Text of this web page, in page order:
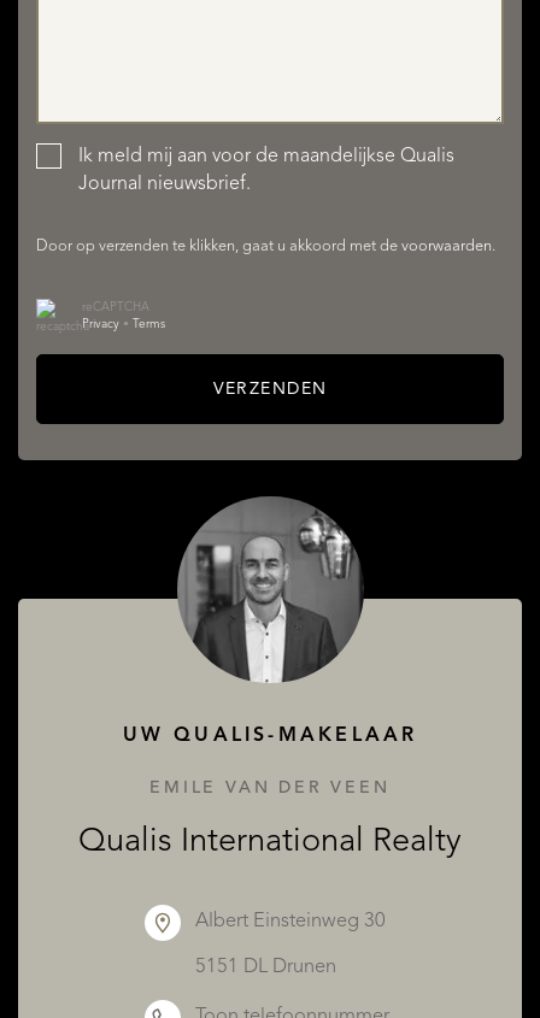
Ik meld mij aan voor de maandelijkse Qualis
Journal nieuwsbrief.
Door op verzenden te klikken, gaat u akkoord met de voorwaarden.
reCAPTCHA
Privacy • Terms
VERZENDEN
UW QUALIS-MAKELAAR
EMILE VAN DER VEEN
Qualis International Realty
Albert Einsteinweg 30
5151 DL Drunen
AANBOD
DIENSTEN